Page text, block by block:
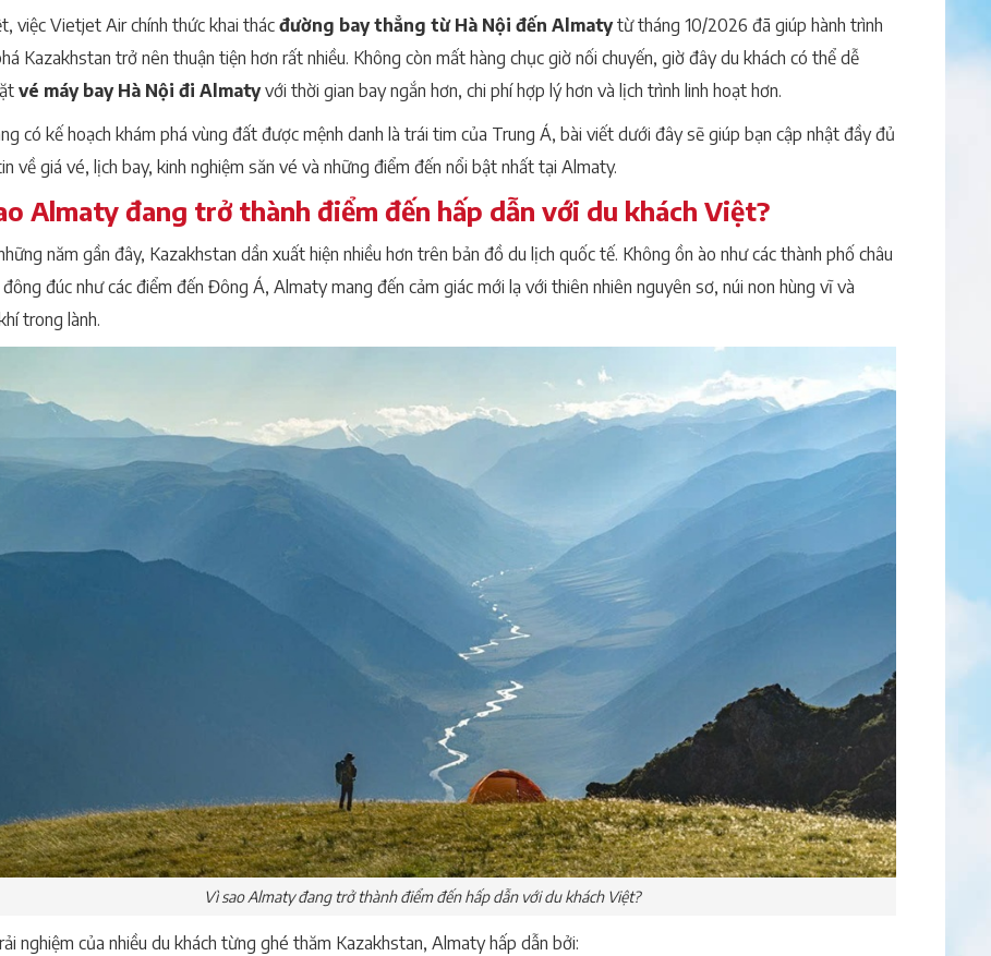
việc Vietjet Air chính thức khai thác đường bay thẳng từ Hà Nội đến Almatytừ tháng 10/2026 đã giúp hành trình
Kazakhstan trở nên thuận tiện hơn rất nhiều. Không còn mất hàng chục giờ nối chuyến, giờ đây du khách có thể dễ
vé máy bay Hà Nội đi Almatyvới thời gian bay ngắn hơn, chi phí hợp lý hơn và lịch trình linh hoạt hơn.
có kế hoạch khám phá vùng đất được mệnh danh là trái tim của Trung Á, bài viết dưới đây sẽ giúp bạn cập nhật đầy đủ
về giá vé, lịch bay, kinh nghiệm săn vé và những điểm đến nổi bật nhất tại Almaty.
Almaty đang trở thành điểm đến hấp dẫn với du khách Việt?
năm gần đây, Kazakhstan dần xuất hiện nhiều hơn trên bản đồ du lịch quốc tế. Không ồn ào như các thành phố châu
đúc như các điểm đến Đông Á, Almaty mang đến cảm giác mới lạ với thiên nhiên nguyên sơ, núi non hùng vĩ và
trong lành.
Vì sao Almaty đang trở thành điểm đến hấp dẫn với du khách Việt?
nghiệm của nhiều du khách từng ghé thăm Kazakhstan, Almaty hấp dẫn bởi: